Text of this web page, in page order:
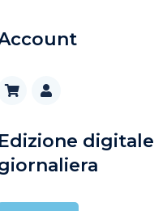
Edizione digitale